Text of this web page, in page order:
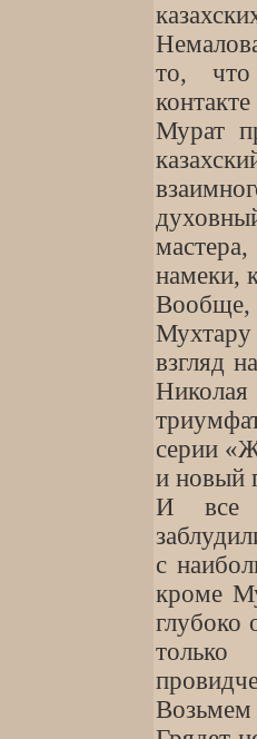
то, что
Мурат
намеки,
взгляд
Николая
серии
и новый
И все
с
кроме
глубоко
Возьмем